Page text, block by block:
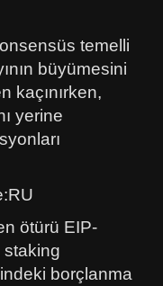
temelli
büyümesini
kaçınırken,
yerine
ötürü EIP-
staking
borçlanma